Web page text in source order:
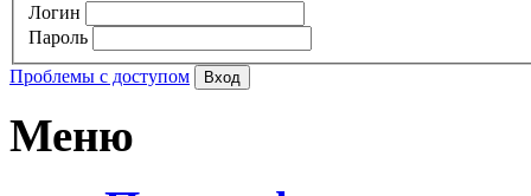
Логин
Пароль
Проблемы с доступом
Меню